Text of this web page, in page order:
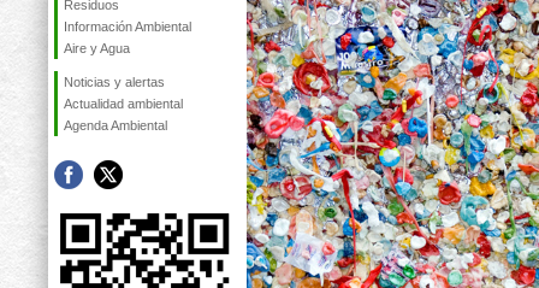
Residuos
Información Ambiental
Aire y Agua
Noticias y alertas
Actualidad ambiental
Agenda Ambiental